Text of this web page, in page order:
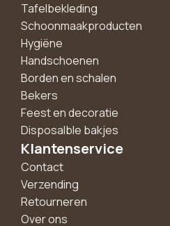
Tafelbekleding
Schoonmaakproducten
Hygiëne
Handschoenen
Borden en schalen
Bekers
Feest en decoratie
Disposalble bakjes
Klantenservice
Contact
Verzending
Retourneren
Over ons